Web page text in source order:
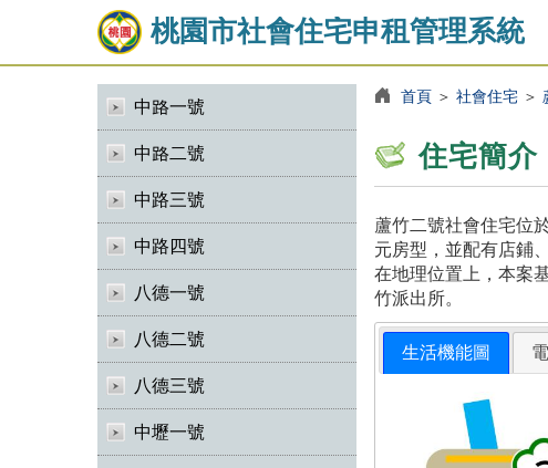
桃園市社會住宅申租管理系統
中路一號
中路二號
中路三號
中路四號
八德一號
八德二號
八德三號
中壢一號
首頁＞ 社會住宅＞
住宅簡介
蘆竹二號社會住宅位
元房型，並配有店鋪
在地理位置上，本案
竹派出所。
生活機能圖